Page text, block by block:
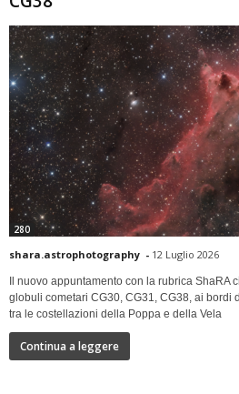
280
shara.astrophotography - 12 Luglio 2026
Il nuovo appuntamento con la rubrica ShaRA
globuli cometari CG30, CG31, CG38, ai bordi
tra le costellazioni della Poppa e della Vela
Continua a leggere